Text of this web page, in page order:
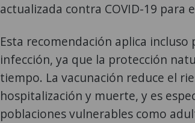
actualizada contra COVID-19 para
Esta recomendación aplica
infección, ya que la protección
tiempo. La vacunación reduce el
hospitalización y muerte, y es
poblaciones vulnerables como